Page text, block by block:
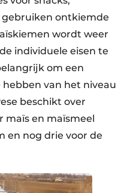
ontkiemde
wordt weer
individuele eisen te
om een
van het niveau
beschikt over
maïs en maïsmeel
en nog drie voor de